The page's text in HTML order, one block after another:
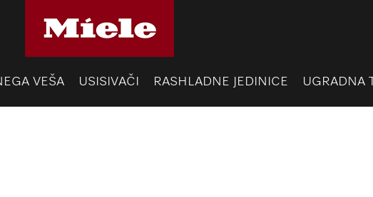
VEŠA USISIVAČI RASHLADNE JEDINICE UGRADNA